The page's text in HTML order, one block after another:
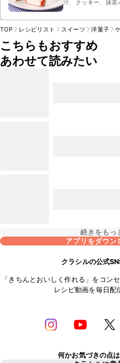
汁、クッキー、抹茶
TOP レシピリスト スイーツ 洋菓子
こちらもおすすめ
あわせて読みたい
続きをもっ
アプリをダウン
クラシルの公式
「きちんとおいしく作れる」をコン
レシピ動画を毎日配
何かお気づきの点